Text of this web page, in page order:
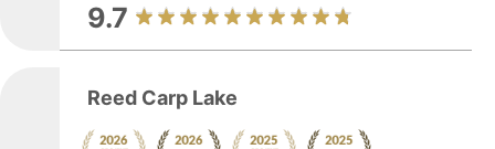
9.7
Reed Carp Lake